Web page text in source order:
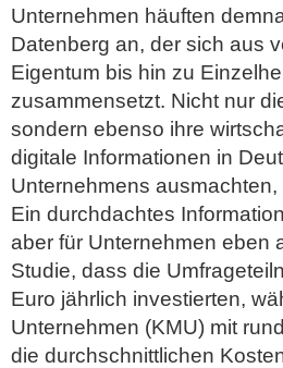
Unternehmen häuften
Datenberg an, der sich aus
Eigentum bis hin zu
zusammensetzt. Nicht nur
sondern ebenso ihre
digitale Informationen in
Unternehmens
Ein durchdachtes
aber für Unternehmen eben
Studie, dass die
Euro jährlich investierten,
Unternehmen (KMU) mit
die durchschnittlichen